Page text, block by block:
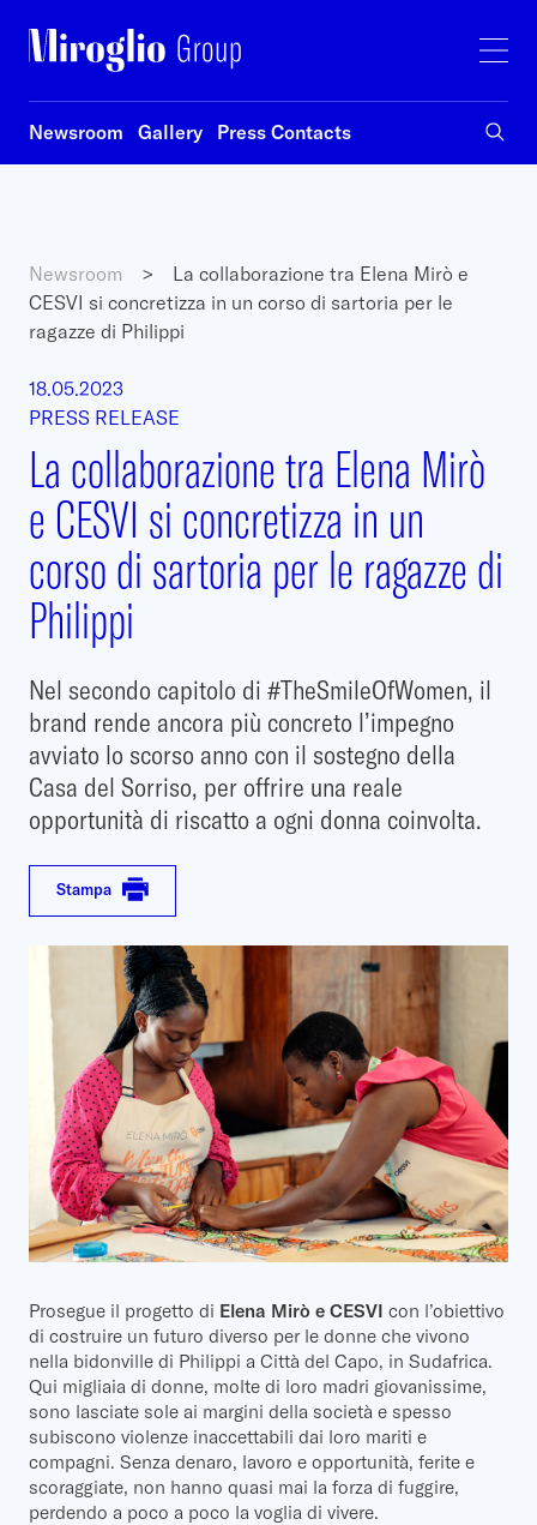
Newsroom Gallery Press Contacts
Newsroom >
La collaborazione tra Elena Mirò e
CESVI si concretizza in un corso di sartoria per le
ragazze di Philippi
18.05.2023
PRESS RELEASE
La collaborazione tra Elena Mirò
e CESVI si concretizza in un
corso di sartoria per le ragazze di
Philippi
Nel secondo capitolo di #TheSmileOfWomen, il
brand rende ancora più concreto l’impegno
avviato lo scorso anno con il sostegno della
Casa del Sorriso, per offrire una reale
opportunità di riscatto a ogni donna coinvolta.
Stampa
Prosegue il progetto di Elena Mirò e CESVI con l’obiettivo
di costruire un futuro diverso per le donne che vivono
nella bidonville di Philippi a Città del Capo, in Sudafrica.
Qui migliaia di donne, molte di loro madri giovanissime,
sono lasciate sole ai margini della società e spesso
subiscono violenze inaccettabili dai loro mariti e
compagni. Senza denaro, lavoro e opportunità, ferite e
scoraggiate, non hanno quasi mai la forza di fuggire,
perdendo a poco a poco la voglia di vivere.